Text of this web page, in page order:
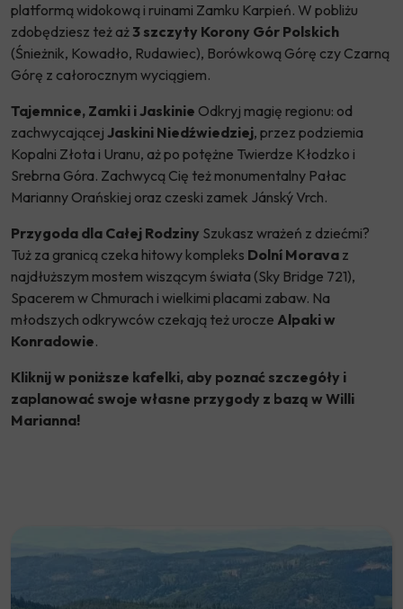
platformą widokową i ruinami Zamku Karpień. W pobliżu
zdobędziesz też aż3 szczyty Korony Gór Polskich
(Śnieżnik, Kowadło, Rudawiec), Borówkową Górę czy Czarną
Górę z całorocznym wyciągiem.
Tajemnice, Zamki i Jaskinie Odkryj magię regionu: od
zachwycającej Jaskini Niedźwiedziej, przez podziemia
Kopalni Złota i Uranu, aż po potężne Twierdze Kłodzko i
Srebrna Góra. Zachwycą Cię też monumentalny Pałac
Marianny Orańskiej oraz czeski zamek Jánský Vrch.
Przygoda dla Całej Rodziny Szukasz wrażeń z dziećmi?
Tuż za granicą czeka hitowy kompleks Dolní Morava z
najdłuższym mostem wiszącym świata (Sky Bridge 721),
Spacerem w Chmurach i wielkimi placami zabaw. Na
młodszych odkrywców czekają też urocze Alpaki w
Konradowie.
Kliknij w poniższe kafelki, aby poznać szczegóły i
zaplanować swoje własne przygody z bazą w Willi
Marianna!